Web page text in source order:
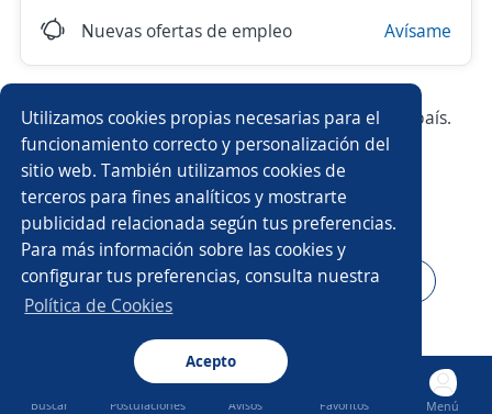
Utilizamos cookies propias necesarias para el
funcionamiento correcto y personalización del
sitio web. También utilizamos cookies de
terceros para fines analíticos y mostrarte
publicidad relacionada según tus preferencias.
Para más información sobre las cookies y
configurar tus preferencias, consulta nuestra
Política de Cookies
Acepto
Buscar Postulaciones Avisos Favoritos Menú
Nuevas ofertas de empleo Avísame
Prueba con los empleos más demandados del país.
Operador/a Vendedor/a Producción
Ejecutivo/a de ventas Chófer Auxiliar
Bodeguero/a Asesor/a de ventas Supervisor/a
Auxiliar de almacén